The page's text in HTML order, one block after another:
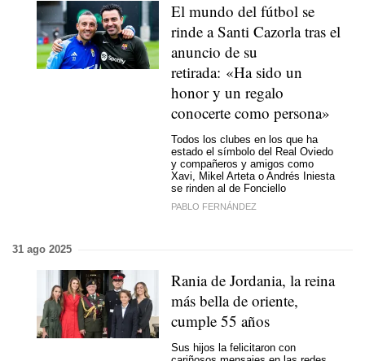
El mundo del fútbol se
rinde a Santi Cazorla tras el
anuncio de su
retirada: «Ha sido un
honor y un regalo
conocerte como persona»
Todos los clubes en los que ha
estado el símbolo del Real Oviedo
y compañeros y amigos como
Xavi, Mikel Arteta o Andrés Iniesta
se rinden al de Fonciello
PABLO FERNÁNDEZ
31 ago 2025
Rania de Jordania, la reina
más bella de oriente,
cumple 55 años
Sus hijos la felicitaron con